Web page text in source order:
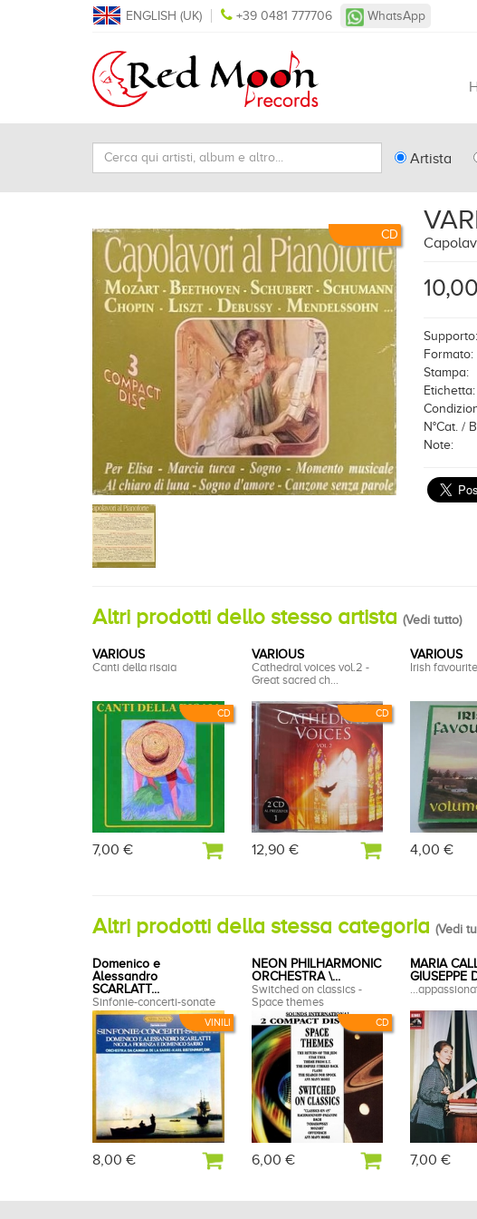
ENGLISH (UK) +39 0481 777706 WhatsApp
Cerca
qui
artisti,
e
altro...
TypeArtista
CD
Supporto:
Formato:
Stampa:
Etichetta:
N°Cat. /
Note:
Altri prodotti dello stesso artista (Vedi tutto)
CD
VARIOUS
Canti della risaia
7,00 €
CD
VARIOUS
Cathedral voices vol.2 -
Great sacred ch...
12,90 €
VARIOUS
Irish
4,00 €
Altri prodotti della stessa categoria (Vedi
VINILI
Domenico e
Alessandro
SCARLATT...
Sinfonie-concerti-sonate
8,00 €
CD
NEON PHILHARMONIC
ORCHESTRA \...
Switched on classics -
Space themes
6,00 €
MARIA
GIUSEPPE
7,00 €